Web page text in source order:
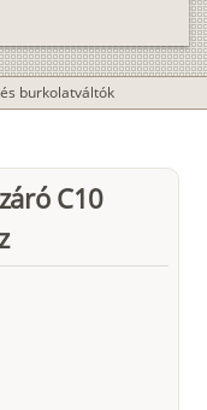
burkolatváltók
C10